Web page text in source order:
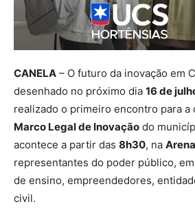
CANELA – O futuro da inovação em
desenhado no próximo dia 16 de
realizado o primeiro encontro para a
Marco Legal de Inovação do
acontece a partir das 8h30, na
representantes do poder público,
de ensino, empreendedores,
civil.